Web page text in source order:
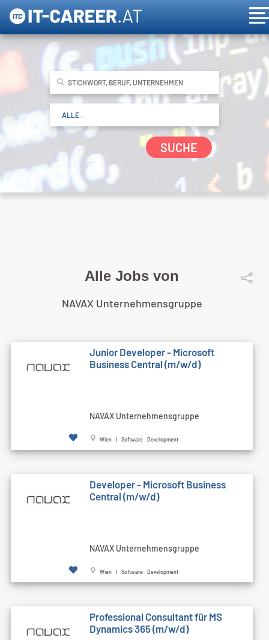
SUCHE
Alle Jobs von
NAVAX Unternehmensgruppe
Junior Developer - Microsoft
Business Central (m/w/d)
NAVAX Unternehmensgruppe
Wien | Software Development
Developer - Microsoft Business
Central (m/w/d)
NAVAX Unternehmensgruppe
Wien | Software Development
Professional Consultant für MS
Dynamics 365 (m/w/d)